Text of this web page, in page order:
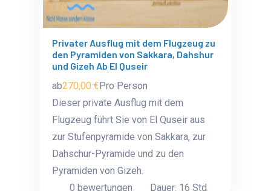
Privater Ausflug mit dem Flugzeug zu
den Pyramiden von Sakkara, Dahshur
und Gizeh Ab El Quseir
ab270,00 €Pro Person
Dieser private Ausflug mit dem
Flugzeug führt Sie von El Quseir aus
zur Stufenpyramide von Sakkara, zur
Dahschur-Pyramide und zu den
Pyramiden von Gizeh.
0 bewertungen
Dauer: 16 Std